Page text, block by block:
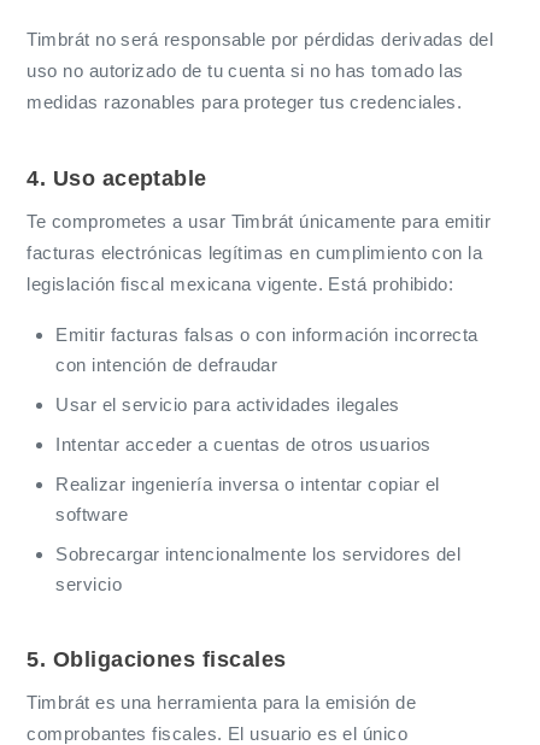
Timbrát no será responsable por pérdidas derivadas del
uso no autorizado de tu cuenta si no has tomado las
medidas razonables para proteger tus credenciales.
4. Uso aceptable
Te comprometes a usar Timbrát únicamente para emitir
facturas electrónicas legítimas en cumplimiento con la
legislación fiscal mexicana vigente. Está prohibido:
Emitir facturas falsas o con información incorrecta
con intención de defraudar
Usar el servicio para actividades ilegales
Intentar acceder a cuentas de otros usuarios
Realizar ingeniería inversa o intentar copiar el
software
Sobrecargar intencionalmente los servidores del
servicio
5. Obligaciones fiscales
Timbrát es una herramienta para la emisión de
comprobantes fiscales. El usuario es el único